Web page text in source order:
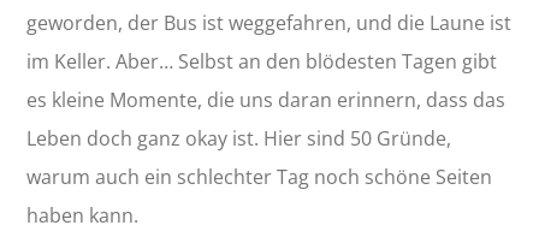
geworden, der Bus ist weggefahren, und die Laune ist
im Keller. Aber… Selbst an den blödesten Tagen gibt
es kleine Momente, die uns daran erinnern, dass das
Leben doch ganz okay ist. Hier sind 50 Gründe,
warum auch ein schlechter Tag noch schöne Seiten
haben kann.